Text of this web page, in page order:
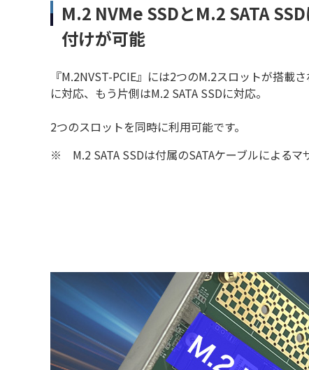
M.2 NVMe SSDとM.2 SATA
付けが可能
『M.2NVST-PCIE』には2つのM.2スロットが搭載
に対応、もう片側はM.2 SATA SSDに対応。
2つのスロットを同時に利用可能です。
※
M.2 SATA SSDは付属のSATAケーブルによる